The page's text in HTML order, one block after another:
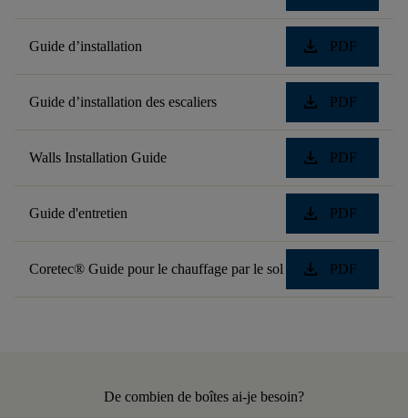
Guide d’installation download PDF
Guide d’installation des escaliers download PDF
Walls Installation Guide download PDF
Guide d'entretien download PDF
Coretec® Guide pour le chauffage par le sol download PDF
De combien de boîtes ai-je besoin?